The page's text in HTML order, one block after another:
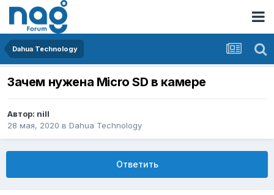
Dahua Technology
Зачем нужена Micro SD в камере
Автор: nill
28 мая, 2020 в Dahua Technology
Ответить